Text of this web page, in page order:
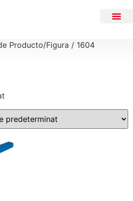
Producto/Figura / 1604